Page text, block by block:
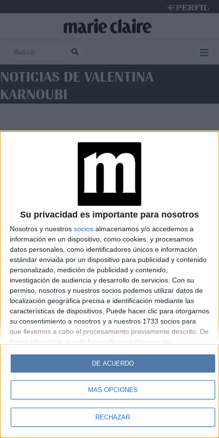
Su privacidad es importante para nosotros
Nosotros y nuestros socios almacenamos y/o accedemos a
información en un dispositivo, como cookies, y procesamos
datos personales, como identificadores únicos e información
estándar enviada por un dispositivo para publicidad y contenido
personalizado, medición de publicidad y contenido,
investigación de audiencia y desarrollo de servicios. Con su
permiso, nosotros y nuestros socios podemos utilizar datos de
localización geográfica precisa e identificación mediante las
características de dispositivos. Puede hacer clic para otorgarnos
su consentimiento a nosotros y a nuestros 1733 socios para
que llevemos a cabo el procesamiento previamente descrito. De
forma alternativa, puede hacer clic para denegar su
cambiar sus preferencias antes de otorgar su consentimiento.
Tenga en cuenta que algún procesamiento de sus datos
personales puede no requerir de su consentimiento, pero usted
tiene el derecho de rechazar tal procesamiento. Sus
sus preferencias o retirar su consentimiento en cualquier
MÁS OPCIONES
RECHAZAR
DE ACUERDO
NOTICIAS DE VALENTINA
KARNOUBI
Caras Noticias
Hombre
Parabrisas
Look
Luz Mía Lunateen Break BATimes
© Perfil.com 2006-2019 - Todos los derechos reservados
Registro de Propiedad Intelectual: Nro. 5346433